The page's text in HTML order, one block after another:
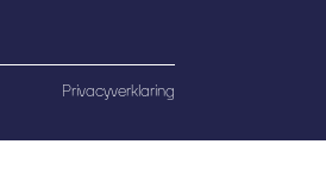
Privacyverklaring